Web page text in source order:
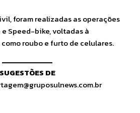
foram realizadas as operações
e Speed-bike, voltadas à
roubo e furto de celulares.
SUGESTÕES DE